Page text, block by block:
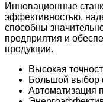
Инновационные
эффективностью,
способны
предприятия и
продукции.
Высокая
Большой выбор
Автоматизация